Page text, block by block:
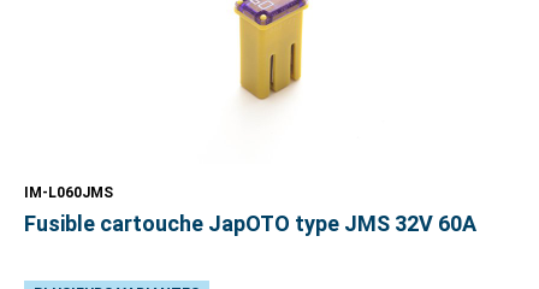
IM-L060JMS
Fusible cartouche JapOTO type JMS 32V 60A